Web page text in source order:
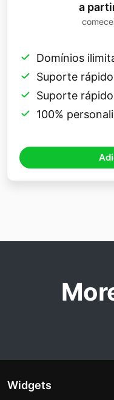
a
Domínios
Suporte
Suporte
100%
Widgets